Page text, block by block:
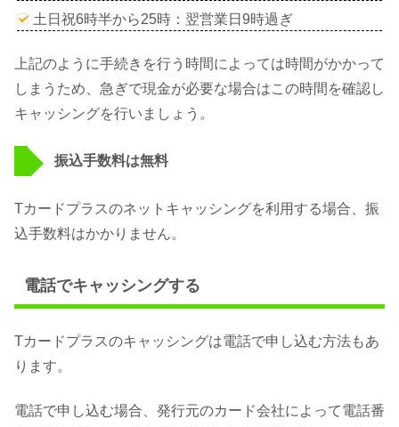
土日祝6時半から25時：翌営業日9時過ぎ
上記のように手続きを行う時間によっては時間がかかって
しまうため、急ぎで現金が必要な場合はこの時間を確認し
キャッシングを行いましょう。
振込手数料は無料
Tカードプラスのネットキャッシングを利用する場合、振
込手数料はかかりません。
電話でキャッシングする
Tカードプラスのキャッシングは電話で申し込む方法もあ
ります。
電話で申し込む場合、発行元のカード会社によって電話番